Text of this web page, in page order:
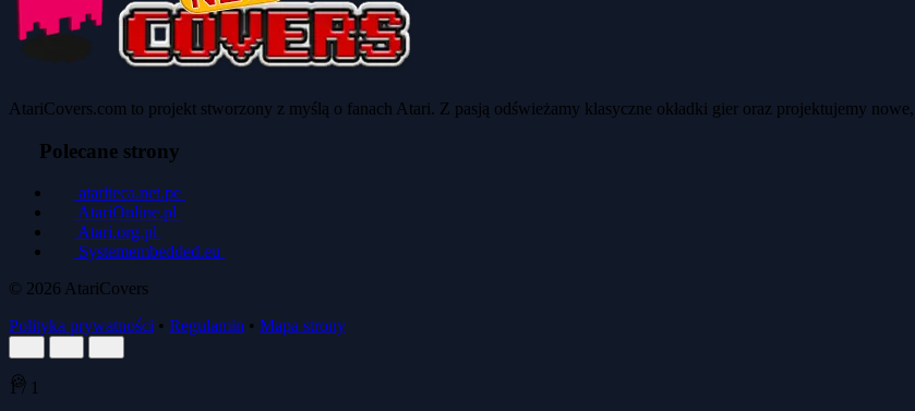
AtariCovers.com to projekt stworzony z myślą o fanach Atari. Z pasją odświeżamy klasyczne okładki gier oraz projektujemy
Polecane strony
atariteca.net.pe
AtariOnline.pl
Atari.org.pl
Systemembedded.eu
© 2026 AtariCovers
Polityka prywatności • Regulamin • Mapa strony
1/ 1
🍪